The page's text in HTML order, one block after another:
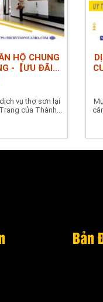
HỘ CHUNG
-【ƯU ĐÃI
vụ thợ sơn lại
của Thành...
Bản